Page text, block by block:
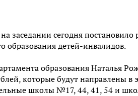
заседании сегодня
образования детей-инвалидов.
образования Наталья
которые будут направлены в
школы №17, 44, 41, 54 и